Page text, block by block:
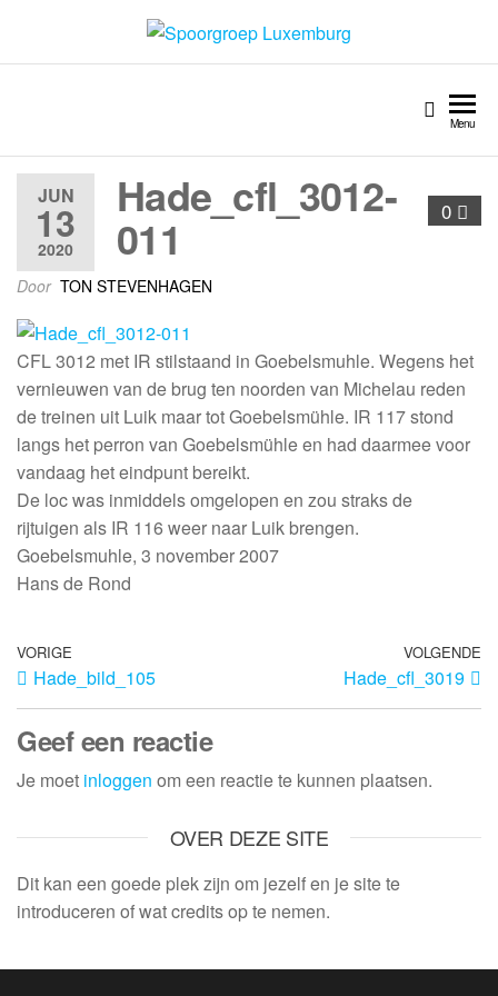
Spoorgroep Luxemburg
Menu
JUN
13
2020
0
Hade_cfl_3012-
011
Door TON STEVENHAGEN
CFL 3012 met IR stilstaand in Goebelsmuhle. Wegens het
vernieuwen van de brug ten noorden van Michelau reden
de treinen uit Luik maar tot Goebelsmühle. IR 117 stond
langs het perron van Goebelsmühle en had daarmee voor
vandaag het eindpunt bereikt.
De loc was inmiddels omgelopen en zou straks de
rijtuigen als IR 116 weer naar Luik brengen.
Goebelsmuhle, 3 november 2007
Hans de Rond
VORIGE
Hade_bild_105
VOLGENDE
Hade_cfl_3019
Geef een reactie
Je moet inloggen om een reactie te kunnen plaatsen.
OVER DEZE SITE
Dit kan een goede plek zijn om jezelf en je site te
introduceren of wat credits op te nemen.